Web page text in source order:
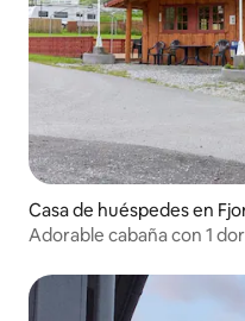
Casa de huéspedes en
Adorable cabaña con 1